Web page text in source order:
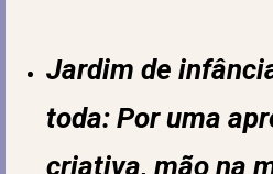
Jardim de
toda: Por uma
criativa, mão na